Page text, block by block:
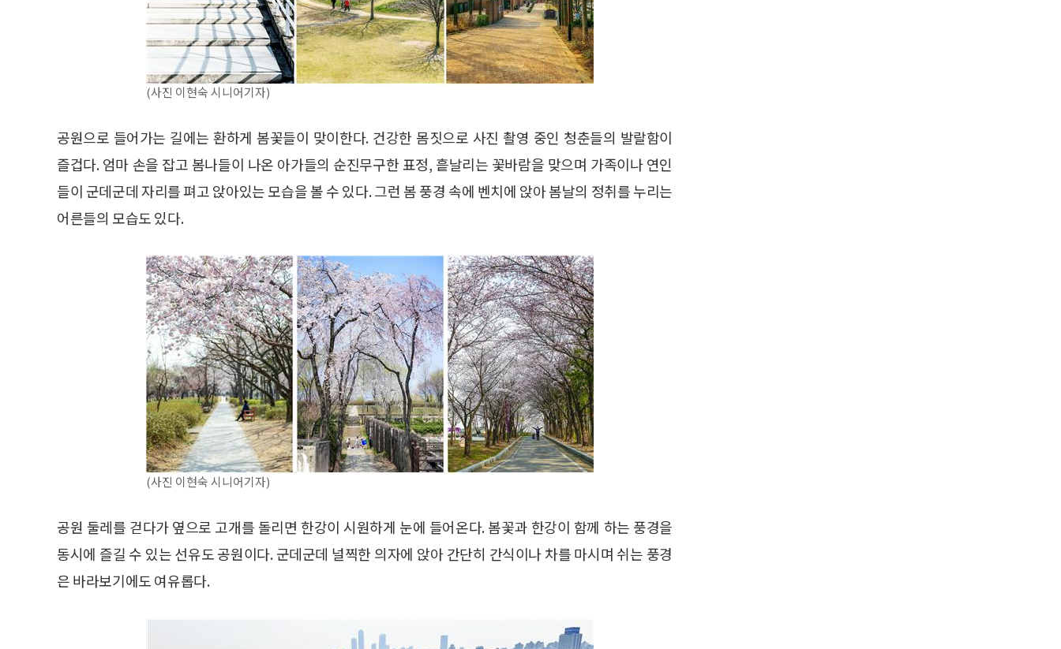
(사진 이현숙 시니어기자)
공원으로 들어가는 길에는 환하게 봄꽃들이 맞이한다. 건강한 몸짓으로 사진 촬영 중인 청춘들의 발랄함이
즐겁다. 엄마 손을 잡고 봄나들이 나온 아가들의 순진무구한 표정, 흩날리는 꽃바람을 맞으며 가족이나 연인
들이 군데군데 자리를 펴고 앉아있는 모습을 볼 수 있다. 그런 봄 풍경 속에 벤치에 앉아 봄날의 정취를 누리는
어른들의 모습도 있다.
(사진 이현숙 시니어기자)
공원 둘레를 걷다가 옆으로 고개를 돌리면 한강이 시원하게 눈에 들어온다. 봄꽃과 한강이 함께 하는 풍경을
동시에 즐길 수 있는 선유도 공원이다. 군데군데 널찍한 의자에 앉아 간단히 간식이나 차를 마시며 쉬는 풍경
은 바라보기에도 여유롭다.